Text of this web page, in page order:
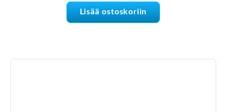
Lisää ostoskoriin